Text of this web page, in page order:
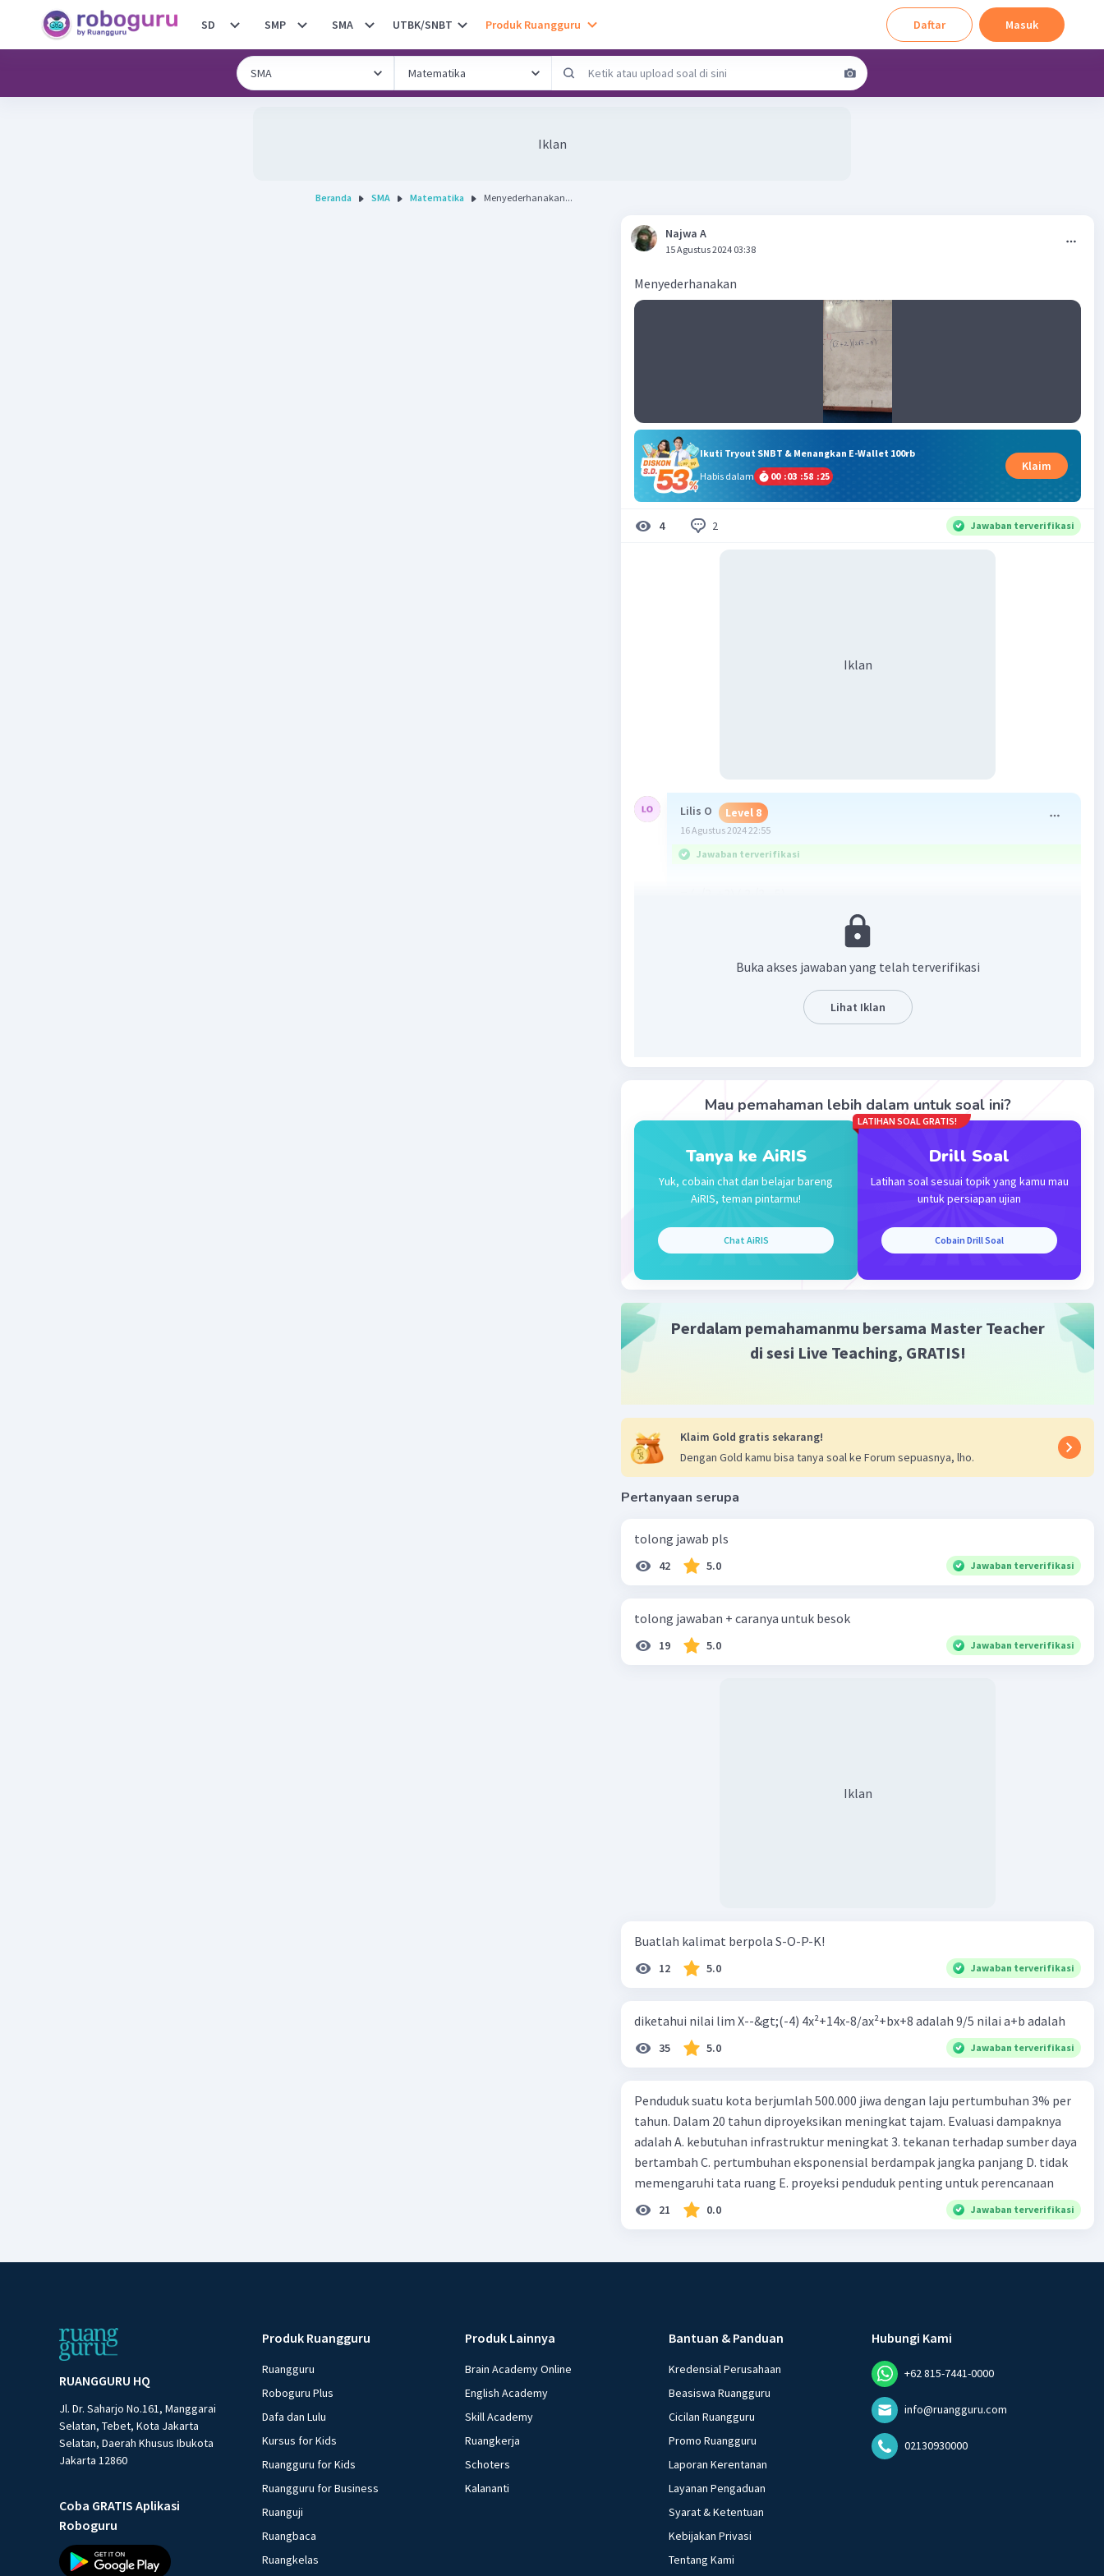
SD SMP SMA UTBK/SNBT Produk Ruangguru Daftar Masuk
Iklan
Beranda SMA Matematika Menyederhanakan...
Najwa A
15 Agustus 2024 03:38
Menyederhanakan
Ikuti Tryout SNBT & Menangkan E-Wallet 100rb
Habis dalam
00 :03 :58 :25
Klaim
4 2 Jawaban terverifikasi
Iklan
Lilis O Level 8
16 Agustus 2024 22:55
Jawaban terverifikasi
Karena nilai dalam akar tidak sama, hasil tersebut sudah yang paling
Balas
Iklan
(akar 2 + 2)( 2 akar 3 - 5)
2 akar 6 - 5 akar 2 + 4 akar 3 - 10
akar 24 - akar 50 + akar 48 - 10
akar 22 - 10
Beri Rating
Buka akses jawaban yang telah terverifikasi
Lihat Iklan
Mau pemahaman lebih dalam untuk soal ini?
Tanya ke AiRIS
Yuk, cobain chat dan belajar bareng
AiRIS, teman pintarmu!
Chat AiRIS
LATIHAN SOAL GRATIS!
Drill Soal
Latihan soal sesuai topik yang kamu mau
untuk persiapan ujian
Cobain Drill Soal
Perdalam pemahamanmu bersama Master Teacher
di sesi Live Teaching, GRATIS!
Klaim Gold gratis sekarang!
Dengan Gold kamu bisa tanya soal ke Forum sepuasnya, lho.
Pertanyaan serupa
tolong jawab pls
42 5.0 Jawaban terverifikasi
tolong jawaban + caranya untuk besok
19 5.0 Jawaban terverifikasi
Iklan
Buatlah kalimat berpola S-O-P-K!
12 5.0 Jawaban terverifikasi
diketahui nilai lim X--&gt;(-4) 4x²+14x-8/ax²+bx+8 adalah 9/5 nilai a+b adalah
35 5.0 Jawaban terverifikasi
Penduduk suatu kota berjumlah 500.000 jiwa dengan laju pertumbuhan 3% per
tahun. Dalam 20 tahun diproyeksikan meningkat tajam. Evaluasi dampaknya
adalah A. kebutuhan infrastruktur meningkat 3. tekanan terhadap sumber daya
bertambah C. pertumbuhan eksponensial berdampak jangka panjang D. tidak
memengaruhi tata ruang E. proyeksi penduduk penting untuk perencanaan
21 0.0 Jawaban terverifikasi
RUANGGURU HQ
Jl. Dr. Saharjo No.161, Manggarai
Selatan, Tebet, Kota Jakarta
Selatan, Daerah Khusus Ibukota
Jakarta 12860
Coba GRATIS Aplikasi
Roboguru
Produk Ruangguru
Ruangguru
Roboguru Plus
Dafa dan Lulu
Kursus for Kids
Ruangguru for Kids
Ruangguru for Business
Ruanguji
Ruangbaca
Ruangkelas
Produk Lainnya
Brain Academy Online
English Academy
Skill Academy
Ruangkerja
Schoters
Kalananti
Bantuan & Panduan
Kredensial Perusahaan
Beasiswa Ruangguru
Cicilan Ruangguru
Promo Ruangguru
Laporan Kerentanan
Layanan Pengaduan
Syarat & Ketentuan
Kebijakan Privasi
Tentang Kami
Hubungi Kami
+62 815-7441-0000
info@ruangguru.com
02130930000